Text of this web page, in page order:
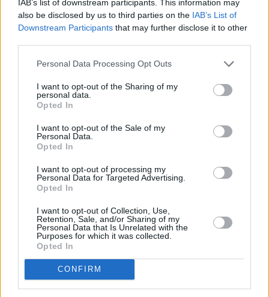
IAB’s list of downstream participants. This information may
also be disclosed by us to third parties on the IAB’s List of
Downstream Participants that may further disclose it to other
Personal Data Processing Opt Outs
I want to opt-out of the Sharing of my
personal data.
Opted In
I want to opt-out of the Sale of my
Personal Data.
Opted In
I want to opt-out of processing my
Personal Data for Targeted Advertising.
Opted In
I want to opt-out of Collection, Use,
Retention, Sale, and/or Sharing of my
Personal Data that Is Unrelated with the
Purposes for which it was collected.
Opted In
CONFIRM
Η Αφροδίτη από τον Ταύρο θα διέλθει από
τον έκτο οίκο σας της εργασίας και της
υγείας αυτό το μήνα. Αν και η Αφροδίτη δεν
έχει την επεκτατική δύναμη του Δία, μπορεί
να είναι αρκετά αποδοτική στα
αποτελέσματά της. Αυτό μπορεί να σας